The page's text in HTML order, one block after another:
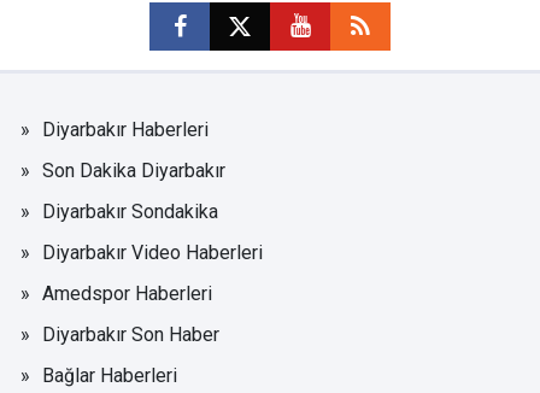
Diyarbakır Haberleri
Son Dakika Diyarbakır
Diyarbakır Sondakika
Diyarbakır Video Haberleri
Amedspor Haberleri
Diyarbakır Son Haber
Bağlar Haberleri